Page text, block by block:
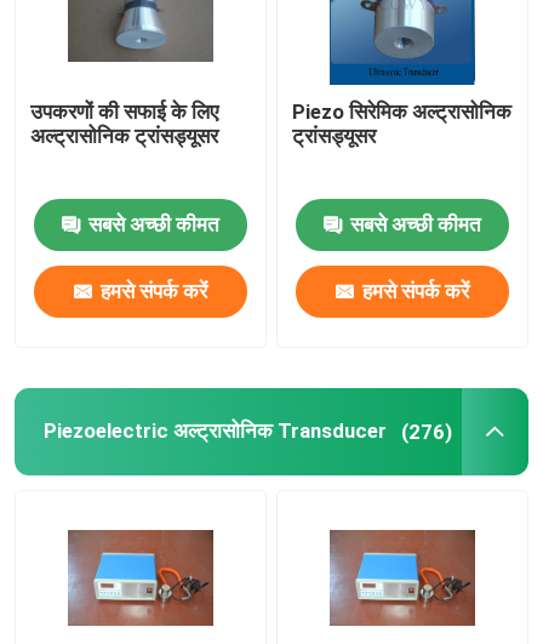
उपकरणों की सफाई के लिए
अल्ट्रासोनिक ट्रांसड्यूसर
सबसे अच्छी कीमत
हमसे संपर्क करें
Piezo सिरेमिक अल्ट्रासोनिक
ट्रांसड्यूसर
सबसे अच्छी कीमत
हमसे संपर्क करें
Piezoelectric अल्ट्रासोनिक Transducer (276)